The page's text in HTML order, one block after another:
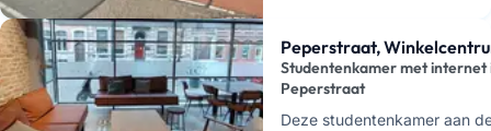
Peperstraat,
Studentenkamer met internet
Peperstraat
Deze studentenkamer aan